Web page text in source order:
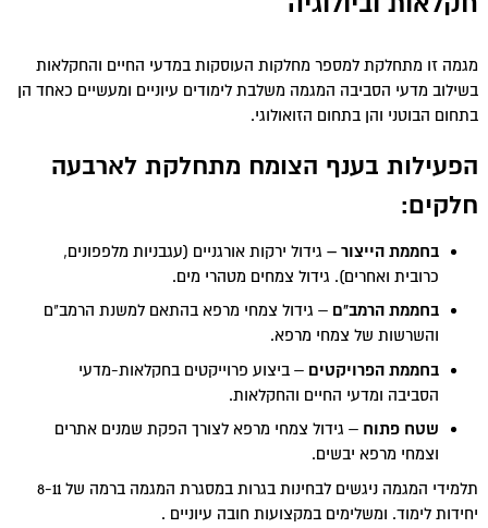
מגמה זו מתחלקת למספר מחלקות העוסקות במדעי החיים והחקלאות
בשילוב מדעי הסביבה המגמה משלבת לימודים עיוניים ומעשיים כאחד הן
בתחום הבוטני והן בתחום הזואולוגי.
הפעילות בענף הצומח מתחלקת לארבעה
חלקים:
בחממת הייצור –גידול ירקות אורגניים (עגבניות מלפפונים,
כרובית ואחרים). גידול צמחים מטהרי מים.
בחממת הרמב"ם – גידול צמחי מרפא בהתאם למשנת הרמב"ם
והשרשות של צמחי מרפא.
בחממת הפרויקטים – ביצוע פרוייקטים בחקלאות-מדעי
הסביבה ומדעי החיים והחקלאות.
שטח פתוח – גידול צמחי מרפא לצורך הפקת שמנים אתרים
וצמחי מרפא יבשים.
תלמידי המגמה ניגשים לבחינות בגרות במסגרת המגמה ברמה של 8-11
יחידות לימוד. ומשלימים במקצועות חובה עיוניים .